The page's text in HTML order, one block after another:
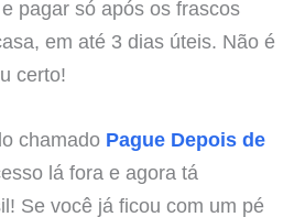
pagar só após os frascos
em até 3 dias úteis. Não é
certo!
chamado Pague Depois de
lá fora e agora tá
Se você já ficou com um pé